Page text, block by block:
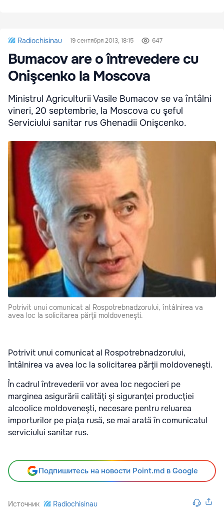
Radiochisinau 19 сентября 2013, 18:15 647
Bumacov are o întrevedere cu
Onişcenko la Moscova
Ministrul Agriculturii Vasile Bumacov se va întâlni
vineri, 20 septembrie, la Moscova cu şeful
Serviciului sanitar rus Ghenadii Onişcenko.
Potrivit unui comunicat al Rospotrebnadzorului, întâlnirea va
avea loc la solicitarea părţii moldoveneşti.
Potrivit unui comunicat al Rospotrebnadzorului,
întâlnirea va avea loc la solicitarea părţii moldoveneşti.
În cadrul întrevederii vor avea loc negocieri pe
marginea asigurării calităţi şi siguranţei producţiei
alcoolice moldoveneşti, necesare pentru reluarea
importurilor pe piaţa rusă, se mai arată în comunicatul
serviciului sanitar rus.
Подпишитесь на новости Point.md в Google
Источник Radiochisinau